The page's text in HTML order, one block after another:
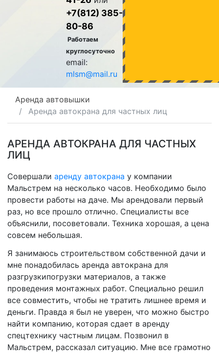
+7(812) 385-
80-86
Работаем
круглосуточно
email:
mlsm@mail.ru
Аренда автовышки
Аренда автокрана для частных лиц
АРЕНДА АВТОКРАНА ДЛЯ ЧАСТНЫХ
ЛИЦ
Совершали аренду автокрана у компании
Мальстрем на несколько часов. Необходимо было
провести работы на даче. Мы арендовали первый
раз, но все прошло отлично. Специалисты все
объяснили, посоветовали. Техника хорошая, а цена
совсем небольшая.
Я занимаюсь строительством собственной дачи и
мне понадобилась аренда автокрана для
разгрузкипогрузки материалов, а также
проведения монтажных работ. Специально решил
все совместить, чтобы не тратить лишнее время и
деньги. Правда я был не уверен, что можно быстро
найти компанию, которая сдает в аренду
спецтехнику частным лицам. Позвонил в
Мальстрем, рассказал ситуацию. Мне все грамотно